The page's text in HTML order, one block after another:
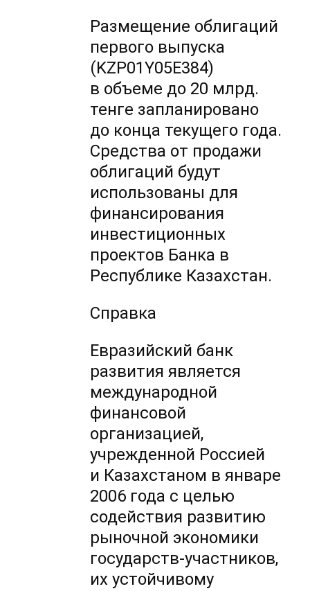
Размещение облигаций
первого выпуска
(KZP01Y05E384)
в объеме до 20 млрд.
тенге запланировано
до конца текущего года.
Средства от продажи
облигаций будут
использованы для
финансирования
инвестиционных
проектов Банка в
Республике Казахстан.
Справка
Евразийский банк
развития является
международной
финансовой
организацией,
учрежденной Россией
и Казахстаном в январе
2006 года с целью
содействия развитию
рыночной экономики
государств-участников,
их устойчивому